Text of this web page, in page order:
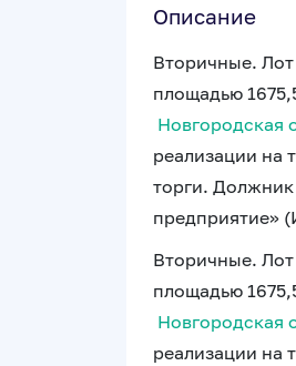
Описание
Вторичные.
площадью
Новгородская
реализации на
торги.
предприятие»
Вторичные.
площадью
Новгородская
реализации на